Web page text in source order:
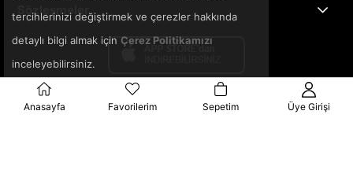
Sözleşmeler
tercihlerinizi değiştirmek ve çerezler hakkında
detaylı bilgi almak için Çerez Politikamızı
inceleyebilirsiniz.
Anasayfa Favorilerim Sepetim Üye Girişi